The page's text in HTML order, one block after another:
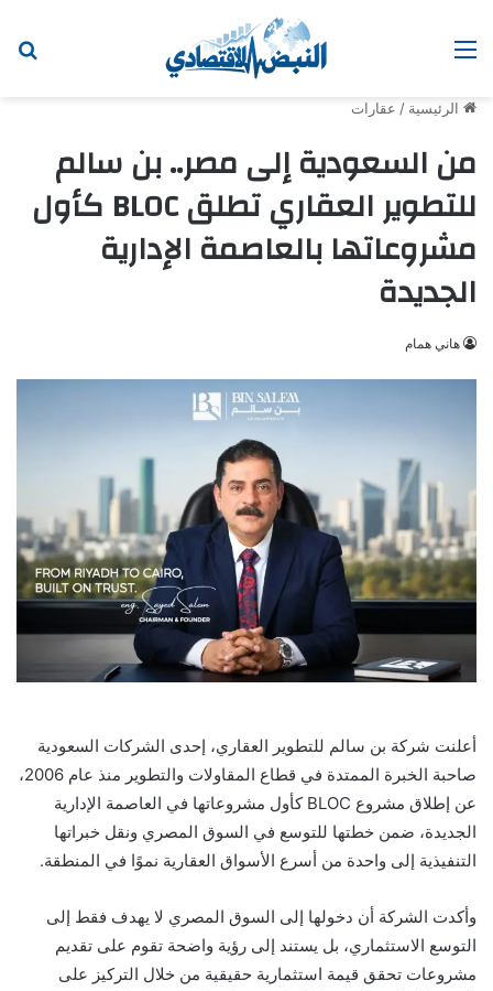
القائمة
الرئيسية / عقارات
من السعودية إلى مصر.. بن سالم
للتطوير العقاري تطلق BLOC كأول
مشروعاتها بالعاصمة الإدارية
الجديدة
هاني همام
أعلنت شركة بن سالم للتطوير العقاري، إحدى الشركات السعودية
صاحبة الخبرة الممتدة في قطاع المقاولات والتطوير منذ عام 2006،
عن إطلاق مشروع BLOC كأول مشروعاتها في العاصمة الإدارية
الجديدة، ضمن خطتها للتوسع في السوق المصري ونقل خبراتها
التنفيذية إلى واحدة من أسرع الأسواق العقارية نموًا في المنطقة.
وأكدت الشركة أن دخولها إلى السوق المصري لا يهدف فقط إلى
التوسع الاستثماري، بل يستند إلى رؤية واضحة تقوم على تقديم
مشروعات تحقق قيمة استثمارية حقيقية من خلال التركيز على